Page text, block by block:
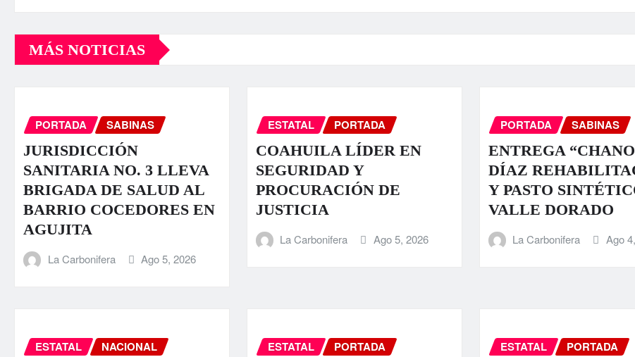
MÁS NOTICIAS
PORTADA SABINAS
JURISDICCIÓN
SANITARIA NO. 3 LLEVA
BRIGADA DE SALUD AL
BARRIO COCEDORES EN
AGUJITA
La Carbonifera Ago 5, 2026
ESTATAL PORTADA
COAHUILA LÍDER EN
SEGURIDAD Y
PROCURACIÓN DE
JUSTICIA
La Carbonifera Ago 5, 2026
PORTADA SABINAS
ENTREGA
DÍAZ
Y PASTO
VALLE DORADO
La Carbonifera Ago
ESTATAL
NACIONAL
ESTATAL PORTADA ESTATAL PORTADA